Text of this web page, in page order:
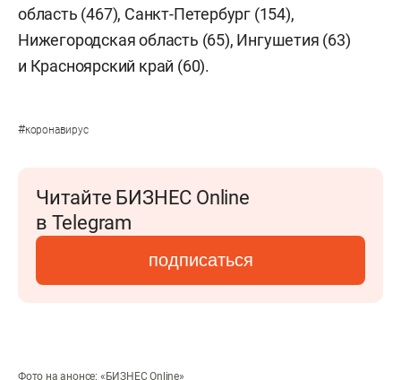
область (467), Санкт-Петербург (154),
Нижегородская область (65), Ингушетия (63)
и Красноярский край (60).
#коронавирус
Читайте БИЗНЕС Online
в Telegram
подписаться
Фото на анонсе: «БИЗНЕС Online»